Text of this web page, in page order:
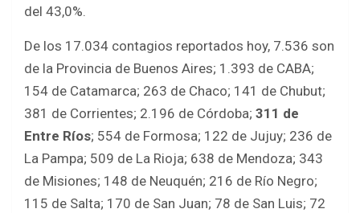
del 43,0%.
De los 17.034 contagios reportados hoy, 7.536 son
de la Provincia de Buenos Aires; 1.393 de CABA;
154 de Catamarca; 263 de Chaco; 141 de Chubut;
381 de Corrientes; 2.196 de Córdoba; 311 de
Entre Ríos; 554 de Formosa; 122 de Jujuy; 236 de
La Pampa; 509 de La Rioja; 638 de Mendoza; 343
de Misiones; 148 de Neuquén; 216 de Río Negro;
115 de Salta; 170 de San Juan; 78 de San Luis; 72